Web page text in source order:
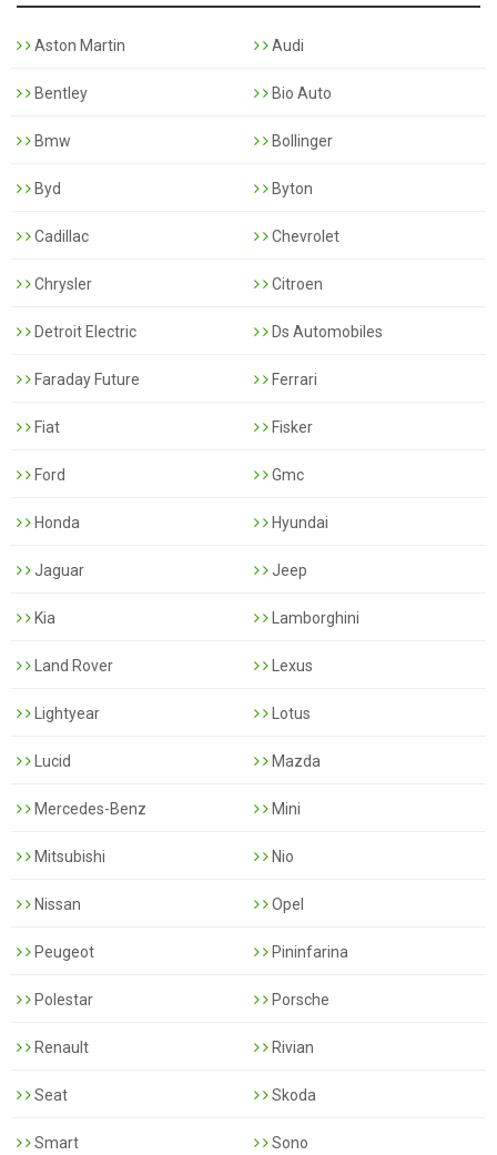
Aston Martin Audi
Bentley Bio Auto
Bmw Bollinger
Byd Byton
Cadillac Chevrolet
Chrysler Citroen
Detroit Electric Ds Automobiles
Faraday Future Ferrari
Fiat Fisker
Ford Gmc
Honda Hyundai
Jaguar Jeep
Kia Lamborghini
Land Rover Lexus
Lightyear Lotus
Lucid Mazda
Mercedes-Benz Mini
Mitsubishi Nio
Nissan Opel
Peugeot Pininfarina
Polestar Porsche
Renault Rivian
Seat Skoda
Smart Sono